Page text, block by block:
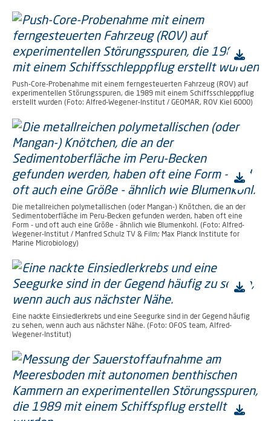
Push-Core-Probenahme mit einem ferngesteuerten Fahrzeug (ROV) auf
experimentellen Störungsspuren, die 1989 mit einem Schiffsschlepppflug
erstellt wurden (Foto: Alfred-Wegener-Institut / GEOMAR, ROV Kiel 6000)
Die metallreichen polymetallischen (oder Mangan-) Knötchen, die an der
Sedimentoberfläche im Peru-Becken gefunden werden, haben oft eine
Form - und oft auch eine Größe - ähnlich wie Blumenkohl. (Foto: Alfred-
Wegener-Institut / Manfred Schulz TV & Film; Max Planck Institute for
Marine Microbiology)
Eine nackte Einsiedlerkrebs und eine Seegurke sind in der Gegend häufig
zu sehen, wenn auch aus nächster Nähe. (Foto: OFOS team, Alfred-
Wegener-Institut)